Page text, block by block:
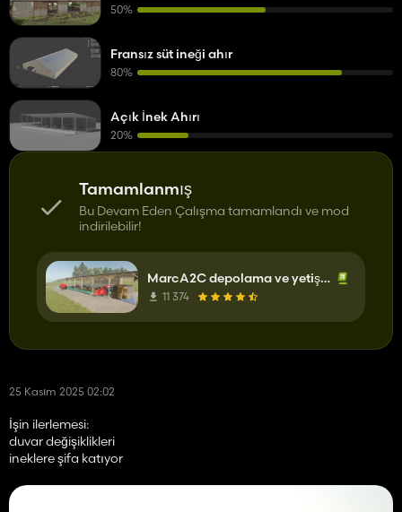
Tamamlanmış
Bu Devam Eden Çalışma tamamlandı ve mod
indirilebilir!
MarcA2C depolama ve yetiştirme binası
11 374
25 Kasım 2025 02:02
İşin ilerlemesi:
duvar değişiklikleri
ineklere şifa katıyor
50%
Fransız süt ineği ahır
80%
Açık İnek Ahırı
20%